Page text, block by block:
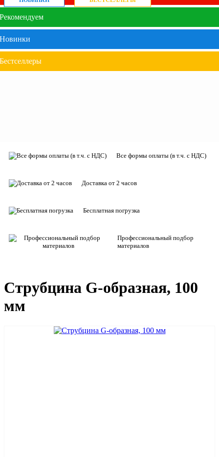
Рекомендуем
Новинки
Бестселлеры
Все формы оплаты (в т.ч. с НДС)
Доставка от 2 часов
Бесплатная погрузка
Профессиональный подбор
материалов
Струбцина G-образная, 100
мм